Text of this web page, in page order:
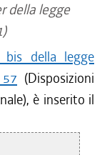
della legge
della legge
(Disposizioni
è inserito il